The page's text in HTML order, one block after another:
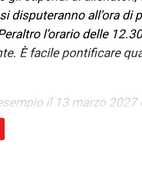
disputeranno all’ora di
l’orario delle
È facile pontificare
il 13 marzo 2027
settimana precedente e
a Roma o Lazio di